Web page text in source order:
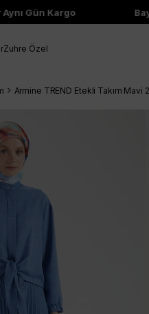
Gün Kargo Bayi
Zuhre Özel
Armine TREND Etekli Takım Mavi